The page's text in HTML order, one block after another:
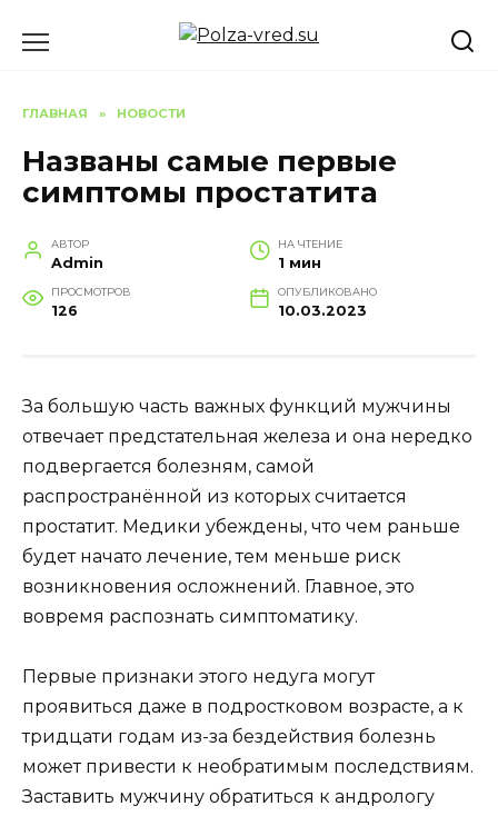
ГЛАВНАЯ » НОВОСТИ
Названы самые первые
симптомы простатита
АВТОР
Admin
НА ЧТЕНИЕ
1 мин
ПРОСМОТРОВ
126
ОПУБЛИКОВАНО
10.03.2023
За большую часть важных функций мужчины
отвечает предстательная железа и она нередко
подвергается болезням, самой
распространённой из которых считается
простатит. Медики убеждены, что чем раньше
будет начато лечение, тем меньше риск
возникновения осложнений. Главное, это
вовремя распознать симптоматику.
Первые признаки этого недуга могут
проявиться даже в подростковом возрасте, а к
тридцати годам из-за бездействия болезнь
может привести к необратимым последствиям.
Заставить мужчину обратиться к андрологу